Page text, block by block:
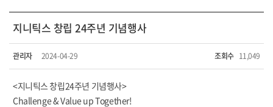
지니틱스 창립 24주년 기념행사
관리자 2024-04-29 조회수 11,049
<지니틱스 창립24주년 기념행사>
Challenge & Value up Together!